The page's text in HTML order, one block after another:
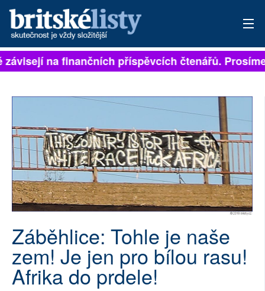
PŘIHLÁSIT
ROZHOVORY
TÉMATA
NEJČTENĚJŠÍ ZA 7 DNÍ
PŘÍSPĚVKY NA PROVOZ
SOCIÁLNÍ SÍTĚ
na finančních příspěvcích čtenářů.
Záběhlice: Tohle je naše
zem! Je jen pro bílou rasu!
Afrika do prdele!